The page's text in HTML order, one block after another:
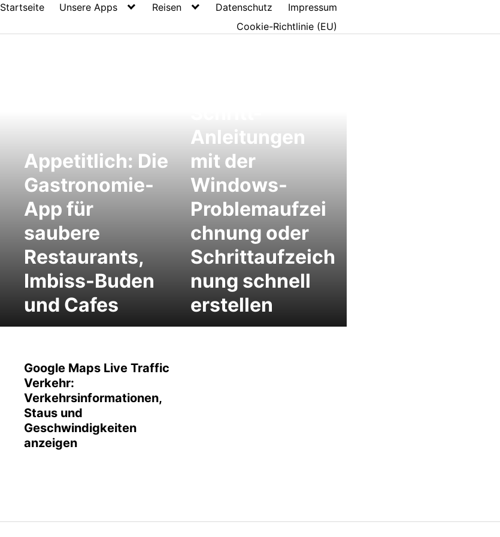
Startseite Unsere Apps Reisen Datenschutz
Impressum
Cookie-Richtlinie (EU)
Appetitlich: Die
Gastronomie-
App für
saubere
Restaurants,
Imbiss-Buden
und Cafes
Anleitungen
mit der
Windows-
Problemaufzei
chnung oder
Schrittaufzeich
nung schnell
erstellen
Google Maps Live Traffic
Verkehr:
Verkehrsinformationen,
Staus und
Geschwindigkeiten
anzeigen